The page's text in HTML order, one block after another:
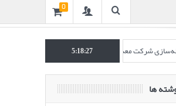
0
شرکت معدنی و صنعتی گل‌گهر” در نشریه
5:18:27
ها